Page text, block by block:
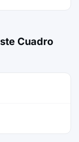
Cuadro